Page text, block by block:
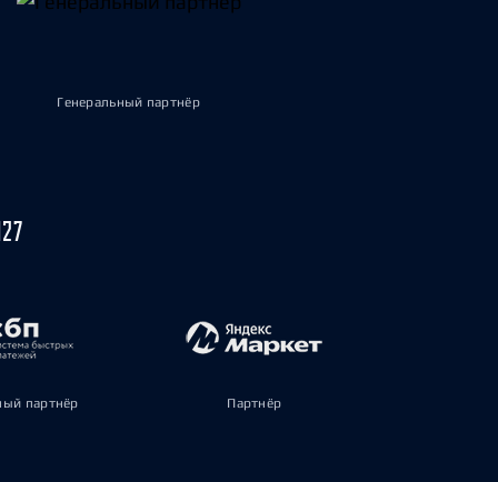
Генеральный партнёр
партнёр Партнёр